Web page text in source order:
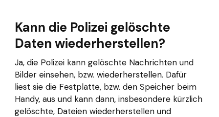
Kann die Polizei gelöschte
Daten wiederherstellen?
Ja, die Polizei kann gelöschte Nachrichten und
Bilder einsehen, bzw. wiederherstellen. Dafür
liest sie die Festplatte, bzw. den Speicher beim
Handy, aus und kann dann, insbesondere kürzlich
gelöschte, Dateien wiederherstellen und